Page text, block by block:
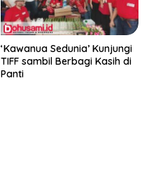
‘Kawanua Sedunia’ Kunjungi
TIFF sambil Berbagi Kasih di
Panti